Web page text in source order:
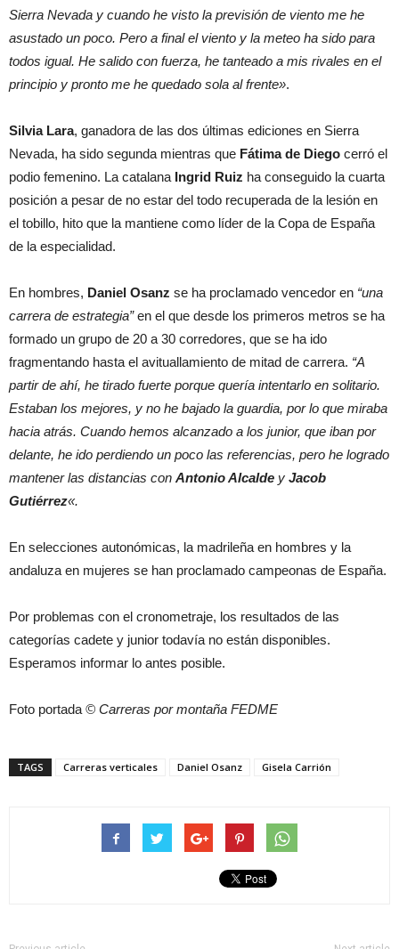
Sierra Nevada y cuando he visto la previsión de viento me he
asustado un poco. Pero a final el viento y la meteo ha sido para
todos igual. He salido con fuerza, he tanteado a mis rivales en el
principio y pronto me he quedado sola al frente».
Silvia Lara, ganadora de las dos últimas ediciones en Sierra
Nevada, ha sido segunda mientras que Fátima de Diego cerró el
podio femenino. La catalana Ingrid Ruiz ha conseguido la cuarta
posición a pesar de no estar del todo recuperada de la lesión en
el tobillo, hito que la mantiene como líder de la Copa de España
de la especialidad.
En hombres, Daniel Osanz se ha proclamado vencedor en “una
carrera de estrategia”en el que desde los primeros metros se ha
formado un grupo de 20 a 30 corredores, que se ha ido
fragmentando hasta el avituallamiento de mitad de carrera. “A
partir de ahí, he tirado fuerte porque quería intentarlo en solitario.
Estaban los mejores, y no he bajado la guardia, por lo que miraba
hacia atrás. Cuando hemos alcanzado a los junior, que iban por
delante, he ido perdiendo un poco las referencias, pero he logrado
mantener las distancias con Antonio Alcalde y Jacob
Gutiérrez«.
En selecciones autonómicas, la madrileña en hombres y la
andaluza en mujeres se han proclamado campeonas de España.
Por problemas con el cronometraje, los resultados de las
categorías cadete y junior todavía no están disponibles.
Esperamos informar lo antes posible.
Foto portada © Carreras por montaña FEDME
TAGS Carreras verticales Daniel Osanz Gisela Carrión